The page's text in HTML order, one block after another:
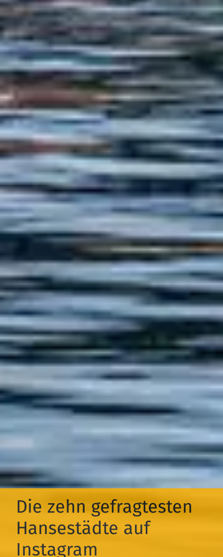
Die zehn gefragtesten
Hansestädte auf
Instagram